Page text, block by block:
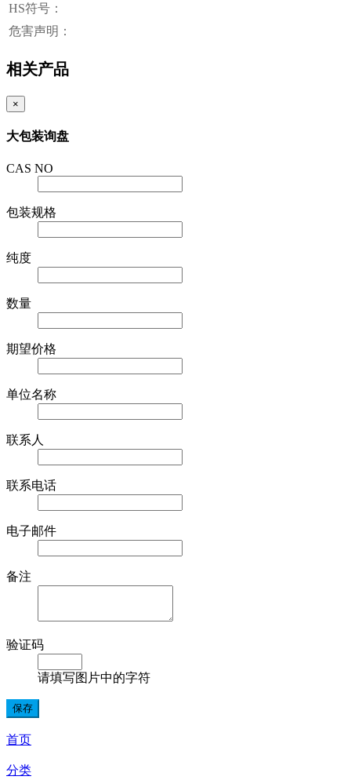
HS符号：
危害声明：
相关产品
×
大包装询盘
CAS NO
包装规格
纯度
数量
期望价格
单位名称
联系人
联系电话
电子邮件
备注
验证码
请填写图片中的字符
首页
分类